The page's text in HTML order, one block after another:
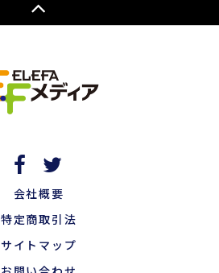
会社概要
特定商取引法
サイトマップ